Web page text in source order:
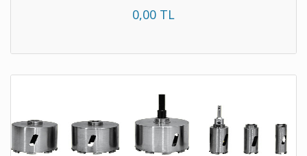
0,00 TL